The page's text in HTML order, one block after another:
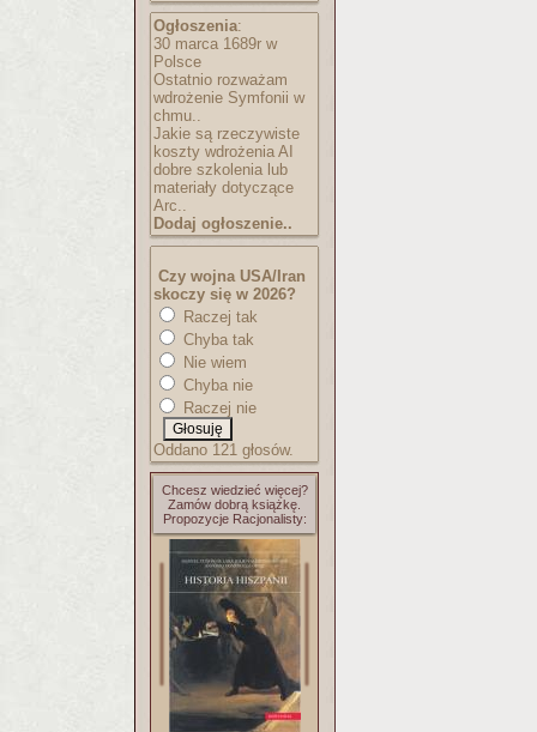
Ogłoszenia:
30 marca 1689r w
Polsce
Ostatnio rozważam
wdrożenie Symfonii w
chmu..
Jakie są rzeczywiste
koszty wdrożenia AI
dobre szkolenia lub
materiały dotyczące
Arc..
Dodaj ogłoszenie..
Czy wojna USA/Iran
skoczy się w 2026?
Raczej tak
Chyba tak
Nie wiem
Chyba nie
Raczej nie
Oddano 121 głosów.
Chcesz wiedzieć więcej?
Zamów dobrą książkę.
Propozycje Racjonalisty: